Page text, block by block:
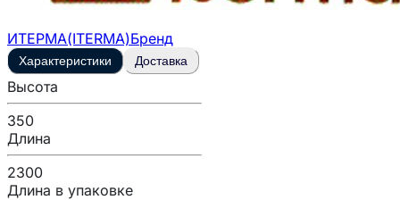
ИТЕРМА(ITERMA)Бренд
Характеристики Доставка
Высота
350
Длина
2300
Длина в упаковке